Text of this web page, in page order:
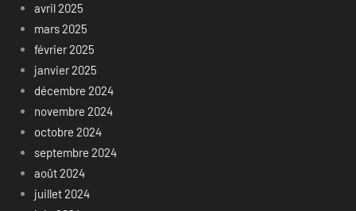
avril 2025
mars 2025
février 2025
janvier 2025
décembre 2024
novembre 2024
octobre 2024
septembre 2024
août 2024
juillet 2024